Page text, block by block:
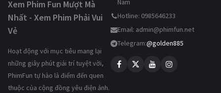
Xem Phim Fun Mượt Mà
Nhất - Xem Phim Phải Vui
Vẻ
Hoạt động với mục tiêu mang lại
những giây phút giải trí tuyệt vời,
PhimFun tự hào là điểm đến quen
thuộc của cộng đồng yêu điện ảnh.
Nam
Hotline: 0985646233
Email: admin@phimfun.net
Telegram:@golden885